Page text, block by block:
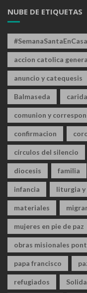
NUBE DE ETIQUETAS
#SemanaSantaEnCasa
accion catolica
anuncio y catequesis
Balmaseda
comunion y
confirmacion
círculos del silencio
diocesis familia
infancia liturgia
materiales
mujeres en pie de paz
obras misionales
papa francisco
refugiados